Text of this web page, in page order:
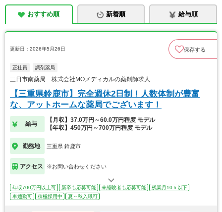
おすすめ順 新着順 給与順
更新日：2026年5月26日 保存する
正社員 調剤薬局
三日市南薬局 株式会社MOメディカルの薬剤師求人
【三重県鈴鹿市】完全週休2日制！人数体制が豊富
な、アットホームな薬局でございます！
給与
【月収】37.0万円～60.0万円程度 モデル
【年収】450万円～700万円程度 モデル
勤務地 三重県 鈴鹿市
アクセス ※お問い合わせください
年収700万円以上可 新卒も応募可能 未経験者も応募可能
残業月10ｈ以下
車通勤可
積極採用中 夏～秋入職可